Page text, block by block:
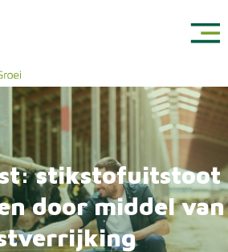
stikstofuitstoot
door middel van